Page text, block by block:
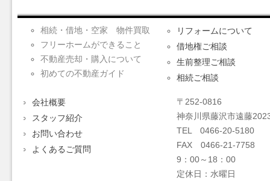
相続・借地・空家 物件買取
フリーホームができること
不動産売却・購入について
初めての不動産ガイド
リフォームについて
借地権ご相談
生前整理ご相談
相続ご相談
会社概要
スタッフ紹介
お問い合わせ
よくあるご質問
〒252-0816
神奈川県藤沢市遠藤
TEL 0466-20-5180
FAX 0466-21-7758
9：00～18：00
定休日：水曜日